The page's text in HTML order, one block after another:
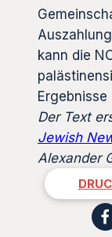
kann die
Der Text
Jewish
Alexander